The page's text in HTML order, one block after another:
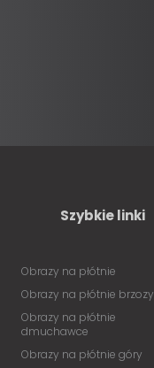
Szybkie linki
Obrazy na płótnie
Obrazy na płótnie brzozy
Obrazy na płótnie
dmuchawce
Obrazy na płótnie góry